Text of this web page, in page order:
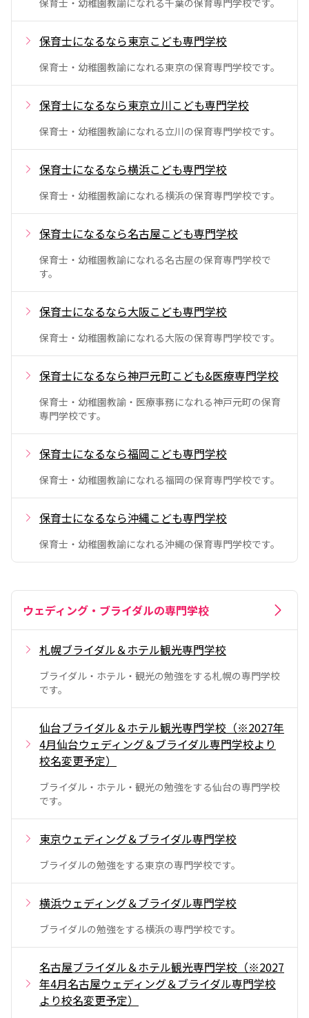
保育士になるなら東京こども専門学校
保育士・幼稚園教諭になれる東京の保育専門学校です。
保育士になるなら東京立川こども専門学校
保育士・幼稚園教諭になれる立川の保育専門学校です。
保育士になるなら横浜こども専門学校
保育士・幼稚園教諭になれる横浜の保育専門学校です。
保育士になるなら名古屋こども専門学校
保育士・幼稚園教諭になれる名古屋の保育専門学校で
す。
保育士になるなら大阪こども専門学校
保育士・幼稚園教諭になれる大阪の保育専門学校です。
保育士になるなら神戸元町こども&医療専門学校
保育士・幼稚園教諭・医療事務になれる神戸元町の保育
専門学校です。
保育士になるなら福岡こども専門学校
保育士・幼稚園教諭になれる福岡の保育専門学校です。
保育士になるなら沖縄こども専門学校
保育士・幼稚園教諭になれる沖縄の保育専門学校です。
ウェディング・ブライダルの専門学校
札幌ブライダル＆ホテル観光専門学校
ブライダル・ホテル・観光の勉強をする札幌の専門学校
です。
仙台ブライダル＆ホテル観光専門学校（※2027年
4月仙台ウェディング＆ブライダル専門学校より
校名変更予定）
ブライダル・ホテル・観光の勉強をする仙台の専門学校
です。
東京ウェディング＆ブライダル専門学校
ブライダルの勉強をする東京の専門学校です。
横浜ウェディング＆ブライダル専門学校
ブライダルの勉強をする横浜の専門学校です。
名古屋ブライダル＆ホテル観光専門学校（※2027
年4月名古屋ウェディング＆ブライダル専門学校
より校名変更予定）